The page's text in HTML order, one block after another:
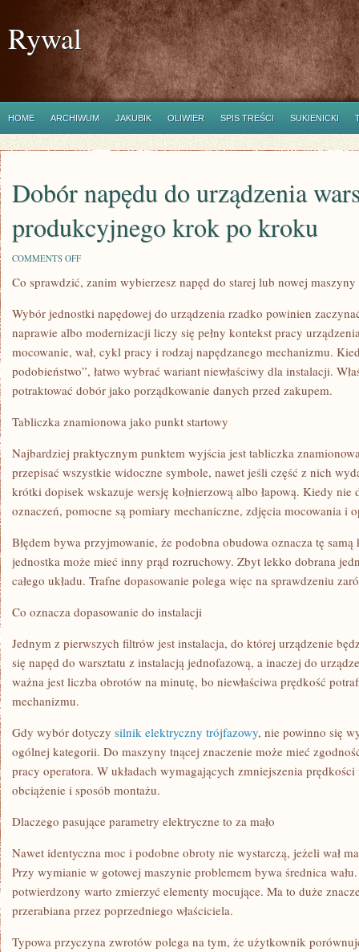
Rywal
HOME ARCHIWUM JAKUBIK OLIWIER SPIS TREŚCI SUKIENICKI
Dobór napędu do urządzenia
produkcyjnego krok po kroku
COMMENTS OFFON
NAPĘDU
WARSZTATOWEGO
I
PRODUKCYJNEGO
KROK
PO
KROKU
Co sprawdzić, zanim wybierzesz napęd do starej lub nowej maszyny
Wybór jednostki napędowej do urządzenia rzadko powinien
naprawie albo modernizacji liczy się pełny kontekst pracy
mocowanie, wał, cykl pracy i rodzaj napędzanego mechanizmu.
podobieństwo”, łatwo wybrać wariant niewłaściwy dla instalacji.
potraktować dobór jako porządkowanie danych przed zakupem.
Tabliczka znamionowa jako punkt startowy
Najbardziej praktycznym punktem wyjścia jest tabliczka
przepisać wszystkie widoczne symbole, nawet jeśli część z nich
krótki dopisek wskazuje wersję kołnierzową albo łapową. Kiedy nie
oznaczeń, pomocne są pomiary mechaniczne, zdjęcia mocowania i
Błędem bywa przyjmowanie, że podobna obudowa oznacza tę
jednostka może mieć inny prąd rozruchowy. Zbyt lekko dobrana
całego układu. Trafne dopasowanie polega więc na sprawdzeniu
Co oznacza dopasowanie do instalacji
Jednym z pierwszych filtrów jest instalacja, do której urządzenie
się napęd do warsztatu z instalacją jednofazową, a inaczej do
ważna jest liczba obrotów na minutę, bo niewłaściwa prędkość
mechanizmu.
Gdy wybór dotyczy silnik elektryczny trójfazowy, nie powinno się
ogólnej kategorii. Do maszyny tnącej znaczenie może mieć
pracy operatora. W układach wymagających zmniejszenia prędkości
obciążenie i sposób montażu.
Dlaczego pasujące parametry elektryczne to za mało
Nawet identyczna moc i podobne obroty nie wystarczą, jeżeli wał
Przy wymianie w gotowej maszynie problemem bywa średnica
potwierdzony warto zmierzyć elementy mocujące. Ma to duże
przerabiana przez poprzedniego właściciela.
Typowa przyczyna zwrotów polega na tym, że użytkownik